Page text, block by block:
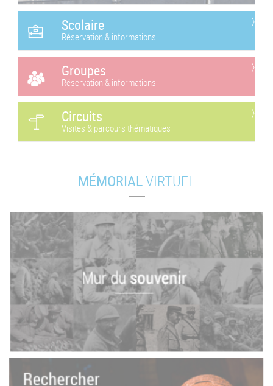
Scolaire
Réservation & informations
Groupes
Réservation & informations
Circuits
Visites & parcours thématiques
MÉMORIALVIRTUEL